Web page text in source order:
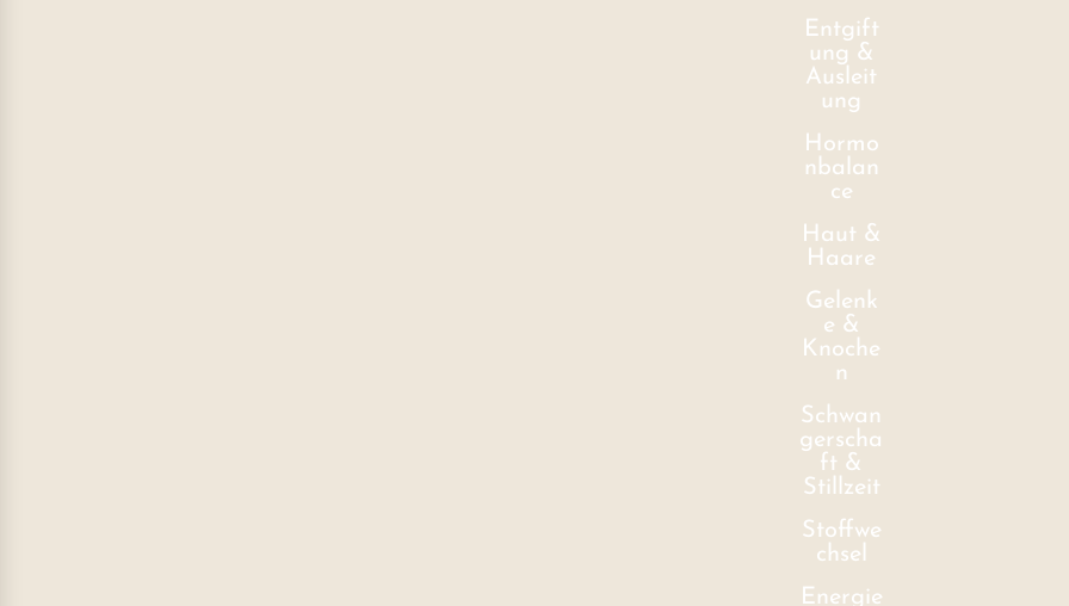
Entgift
ung &
Ausleit
ung
Hormo
nbalan
ce
Haut &
Haare
Gelenk
e &
Knoche
n
Schwan
gerscha
ft &
Stillzeit
Stoffwe
chsel
Energie